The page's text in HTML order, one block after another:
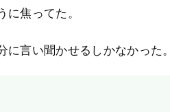
に焦ってた。
言い聞かせるしかなかった。